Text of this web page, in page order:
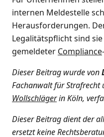
internen Meldestelle
Herausforderungen.
Legalitätspflicht sind
gemeldeter Compliance
Dieser Beitrag wurde von
Fachanwalt für Strafrecht
Wollschlägerin Köln,
Dieser Beitrag dient der
ersetzt keine